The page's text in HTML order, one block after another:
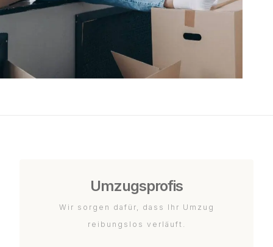
Umzugsprofis
Wir sorgen dafür, dass Ihr Umzug
reibungslos verläuft.